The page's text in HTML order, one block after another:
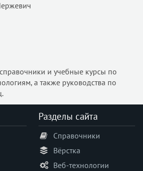
и учебные курсы по
а также руководства по
Разделы сайта
Справочники
Вёрстка
Веб-технологии